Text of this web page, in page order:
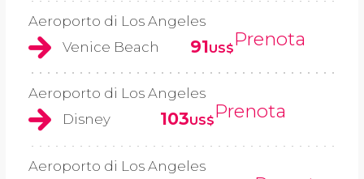
Aeroporto di Los Angeles
Venice Beach
91US$Prenota
Aeroporto di Los Angeles
Disney
103US$Prenota
Aeroporto di Los Angeles